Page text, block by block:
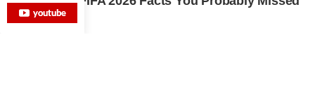
youtube